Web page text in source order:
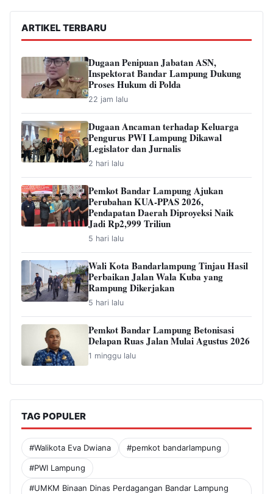
ARTIKEL TERBARU
Dugaan Penipuan Jabatan ASN,
Inspektorat Bandar Lampung Dukung
Proses Hukum di Polda
22 jam lalu
Dugaan Ancaman terhadap Keluarga
Pengurus PWI Lampung Dikawal
Legislator dan Jurnalis
2 hari lalu
Pemkot Bandar Lampung Ajukan
Perubahan KUA-PPAS 2026,
Pendapatan Daerah Diproyeksi Naik
Jadi Rp2,999 Triliun
5 hari lalu
Wali Kota Bandarlampung Tinjau Hasil
Perbaikan Jalan Wala Kuba yang
Rampung Dikerjakan
5 hari lalu
Pemkot Bandar Lampung Betonisasi
Delapan Ruas Jalan Mulai Agustus 2026
1 minggu lalu
TAG POPULER
#Walikota Eva Dwiana #pemkot bandarlampung
#PWI Lampung
#UMKM Binaan Dinas Perdagangan Bandar Lampung